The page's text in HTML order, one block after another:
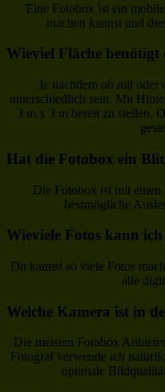
Eine Fotobox ist ein
machen kannst und
Wieviel Fläche benötigt
Je nachdem ob mit oder
unterschiedlich sein. Mit
3 m x 3 m bereit zu stellen.
Hat die Fotobox ein
Die Fotobox ist mit einen
bestmögliche
Wieviele Fotos kann ich
Du kannst so viele Fotos
alle
Welche Kamera ist in
Die meisten Fotobox
Fotograf verwende ich
optimale